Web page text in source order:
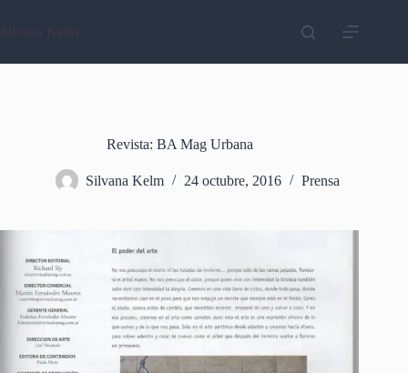
contenido
Silvana Kelm
Revista: BA Mag Urbana
Silvana Kelm 24 octubre, 2016 Prensa